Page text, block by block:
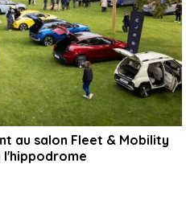
au salon Fleet & Mobility
l'hippodrome